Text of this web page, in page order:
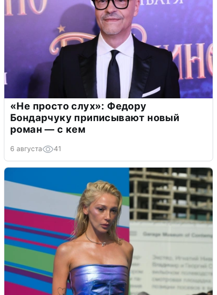
«Не просто слух»: Федору
Бондарчуку приписывают новый
роман — с кем
6 августа 41